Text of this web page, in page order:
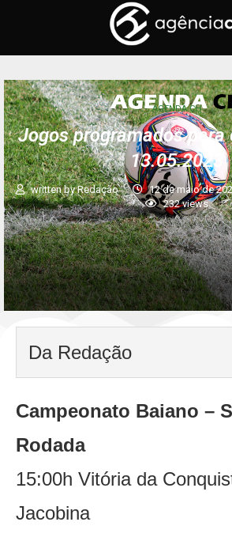
AGENDA CH
Jogos programados para
13.05.2023
written byRedação 12 de maio de
232views
Da Redação
Campeonato Baiano –
Rodada
15:00h Vitória da
Jacobina